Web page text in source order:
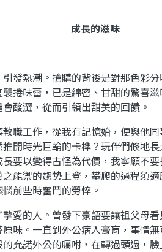
成長的滋味
熱潮。搶購的背後是對那色彩
捲味蕾，已是綿密、甘甜的驚喜
酸澀，從而引領出甜美的回饋。
工作，從我有記憶始，便與他同
開時光巨輪的卡榫？玩伴們倏地
要以變得古怪為代價，我寧願不
能禦的趨勢上登，攀爬的過程須
前些時奮鬥的勞悴。
的人。曾發下豪語要讓祖父母
味。一直到外公病入膏肓，事情
允諾外公的囑咐，在轉過頭過，